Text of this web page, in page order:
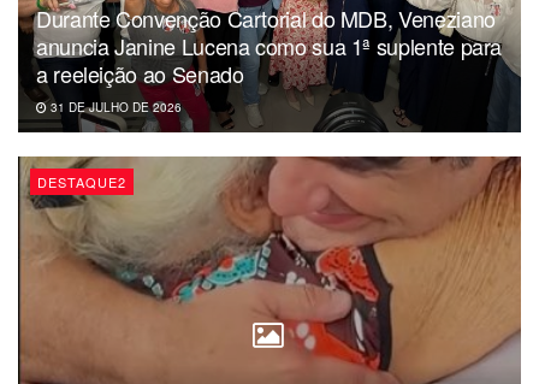
Durante Convenção Cartorial do MDB, Veneziano
anuncia Janine Lucena como sua 1ª suplente para
a reeleição ao Senado
31 DE JULHO DE 2026
DESTAQUE2